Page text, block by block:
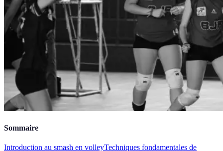
Sommaire
Introduction au smash en volleyTechniques fondamentales de